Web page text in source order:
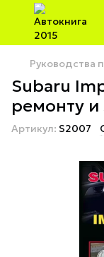
Руководства
Subaru
ремонту и
Артикул: S2007